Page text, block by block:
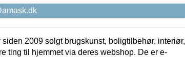
2009 solgt brugskunst, boligtilbehør, interiør,
ting til hjemmet via deres webshop. De er e-